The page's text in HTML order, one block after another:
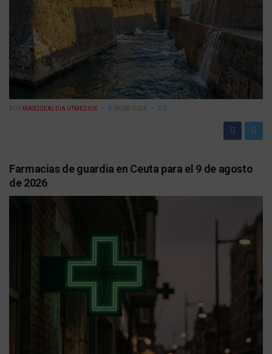
POR MASQUEALDIA UTMEDIOS 09/08/2026 0
Farmacias de guardia en Ceuta para el 9 de agosto
de 2026